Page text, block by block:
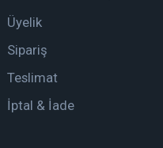
Üyelik
Sipariş
Teslimat
İptal & İade